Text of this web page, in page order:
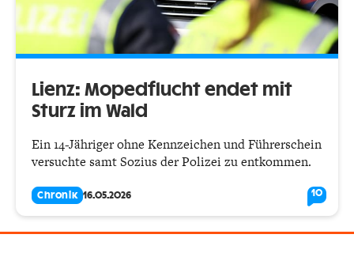
Lienz: Mopedflucht endet mit
Sturz im Wald
Ein 14-Jähriger ohne Kennzeichen und Führerschein
versuchte samt Sozius der Polizei zu entkommen.
Chronik 16.05.2026 10